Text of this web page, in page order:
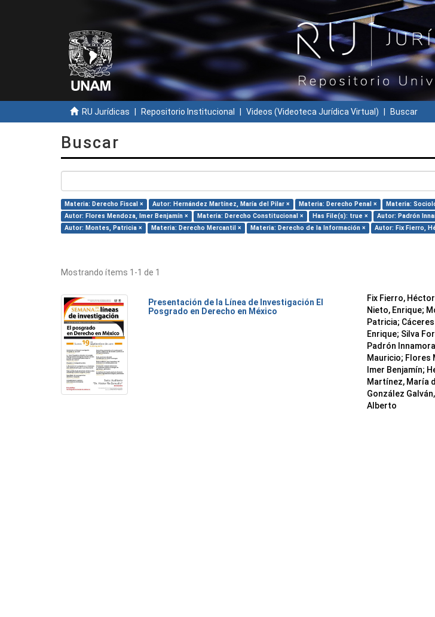
RU Jurídicas Repositorio Institucional Videos (Videoteca Jurídica Virtual) Buscar
Buscar
Materia: Derecho Fiscal × Autor: Hernández Martínez, María del Pilar × Materia: Derecho Penal × Materia:
Autor: Flores Mendoza, Imer Benjamín ×
Materia: Derecho Constitucional × Has File(s): true ×
Autor: Padrón
Autor: Montes, Patricia ×
Materia: Derecho Mercantil × Materia: Derecho de la Información × Autor: Fix Fierro,
Mostrando ítems 1-1 de 1
Presentación de la Línea de Investigación El
Posgrado en Derecho en México
Fix Fierro, Héctor
Nieto, Enrique;
Patricia;
Enrique; Silva
Padrón
Mauricio; Flores
Imer Benjamín;
Martínez, María
González
Alberto